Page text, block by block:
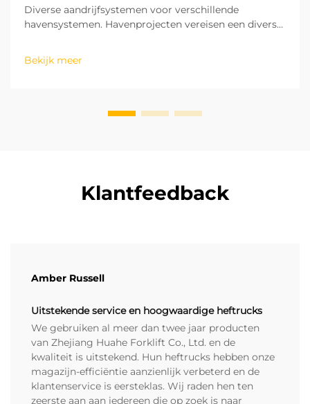
Diverse aandrijfsystemen voor verschillende
havensystemen. Havenprojecten vereisen een divers
afhankelijk van de operationele zone en de
werkingintensiteit. Voor buitenlandse opslag en laden
Bekijk meer
Klantfeedback
Amber Russell
Uitstekende service en hoogwaardige heftrucks
We gebruiken al meer dan twee jaar producten
van Zhejiang Huahe Forklift Co., Ltd. en de
kwaliteit is uitstekend. Hun heftrucks hebben onze
magazijn-efficiëntie aanzienlijk verbeterd en de
klantenservice is eersteklas. Wij raden hen ten
zeerste aan aan iedereen die op zoek is naar